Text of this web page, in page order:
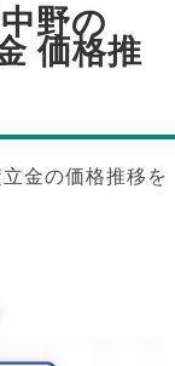
野の
価格推
金の価格推移を